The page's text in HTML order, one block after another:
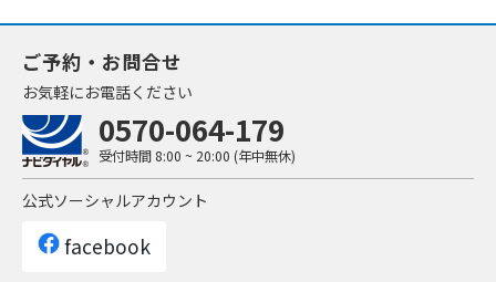
ご予約・お問合せ
お気軽にお電話ください
0570-064-179
受付時間 8:00 ~ 20:00 (年中無休)
公式ソーシャルアカウント
facebook